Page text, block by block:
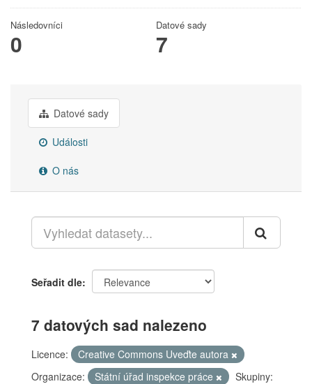
Následovníci
0
Datové sady
7
Datové sady
Události
O nás
Seřadit dle
7 datových sad nalezeno
Licence:
Creative Commons Uveďte autora
Organizace:
Státní úřad inspekce práce
Skupiny: